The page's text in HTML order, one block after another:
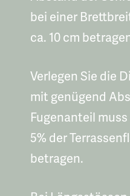
bei einer
ca. 10 cm
Verlegen Sie die
mit genügend
Fugenanteil
5% der
betragen.